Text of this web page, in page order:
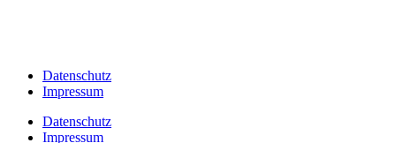
Datenschutz
Impressum
Datenschutz
Impressum